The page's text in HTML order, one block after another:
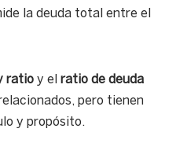
la deuda total entre el
ratio y el ratio de deuda
pero tienen
y propósito.